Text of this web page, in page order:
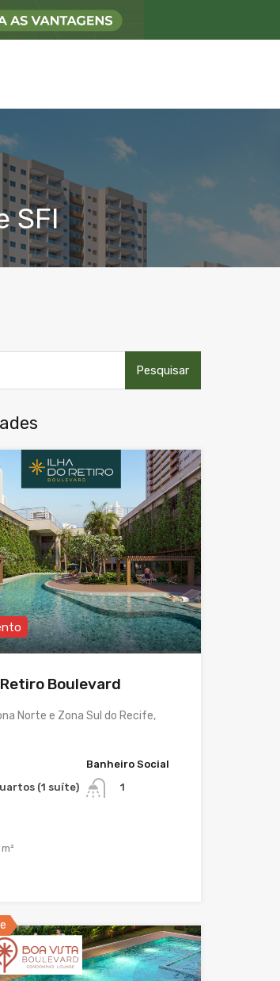
SFI
por:
Boulevard
Norte e Zona Sul do Recife,
(1 suíte)
Banheiro Social
1
m²